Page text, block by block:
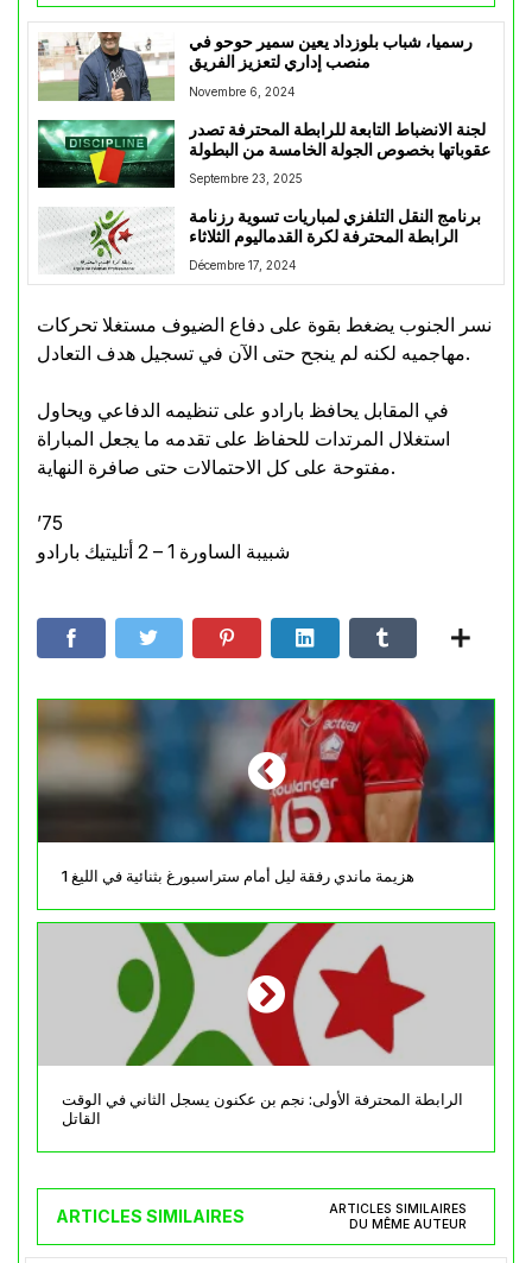
رسميا، شباب بلوزداد يعين سمير حوحو في
منصب إداري لتعزيز الفريق
Novembre 6, 2024
لجنة الانضباط التابعة للرابطة المحترفة تصدر
عقوباتها بخصوص الجولة الخامسة من البطولة
Septembre 23, 2025
برنامج النقل التلفزي لمباريات تسوية رزنامة
الرابطة المحترفة لكرة القدماليوم الثلاثاء
Décembre 17, 2024
نسر الجنوب يضغط بقوة على دفاع الضيوف مستغلا تحركات
مهاجميه لكنه لم ينجح حتى الآن في تسجيل هدف التعادل.
في المقابل يحافظ بارادو على تنظيمه الدفاعي ويحاول
استغلال المرتدات للحفاظ على تقدمه ما يجعل المباراة
مفتوحة على كل الاحتمالات حتى صافرة النهاية.
’75
شبيبة الساورة 1 – 2 أتليتيك بارادو
هزيمة ماندي رفقة ليل أمام ستراسبورغ بثنائية في الليغ 1
الرابطة المحترفة الأولى: نجم بن عكنون يسجل الثاني في الوقت
القاتل
ARTICLES SIMILAIRES
ARTICLES SIMILAIRES
DU MÊME AUTEUR